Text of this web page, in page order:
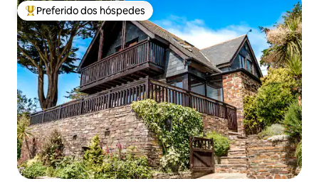
Entre os melhores preferidos dos hóspedes
Preferido dos hóspedes